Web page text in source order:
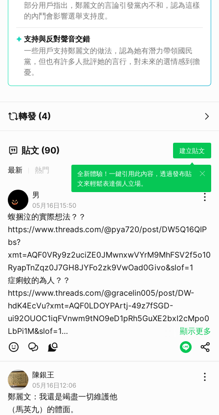
部分用戶指出，鄭麗文的言論引發黨內不和，認為這樣
的內鬥會影響選舉支持度。
支持與反對聲音交錯
一些用戶支持鄭麗文的做法，認為她有潛力帶領國民
黨，但也有許多人批評她的言行，對未來的選情感到擔
憂。
轉發 (4)
貼文 (90) 建立貼文
全新體驗！一鍵引用此內容，透過發布貼
文來輕鬆表達個人立場。
最新 熱門
男
05月16日15:50
蝮捆泣的實際想法？？
https://www.threads.com/@pya720/post/DW5Q16QIP
bs?
xmt=AQF0VRy9z2uciZE0JMwnxwVYrM9MhFSV2f5o10
RyapTnZqz0J7GH8JYFo2zk9VwOad0Givo&slof=1
症痢蚊的為人？？
https://www.threads.com/@gracelin005/post/DW-
hdK4EcVu?xmt=AQF0LDOYPArtj-49z7fSGD-
ui92OUOC1iqFVnwm9tNO9eD1pRh5GuXE2bxI2cMpo0
LbPi1M&slof=1
https://www.facebook.com/share/r/1AvwPqGLKV/
https://www.threads.com/@iamckaren/post/DYWnFVw
EW_m?
xmt=AQG0l4aGJBP1QCAzCoHRvVSzEcRmV_wMUXGq
qyK_I-om1RQ6D9frqK-pzToPq-GY8G51t9yg&slof=1
顯示更多
陳銀王
05月16日12:06
鄭麗文：我還是竭盡一切維護他
（馬英九）的體面。